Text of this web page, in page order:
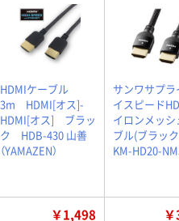
HDMIケーブル
3m HDMI[オス]-
HDMI[オス] ブラッ
ク HDB-430 山善
（YAMAZEN）
サンワサプラ
イスピード
イロンメッ
ブル(ブラッ
KM-HD20-
￥1,498